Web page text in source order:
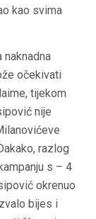
kao svima
očekivati
tijekom
nije
razlog
s – 4
okrenuo
bijes i